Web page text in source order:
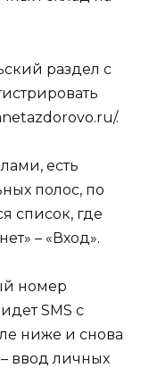
раздел с
.
есть
полос, по
список, где
– «Вход».
номер
SMS с
ниже и снова
ввод личных